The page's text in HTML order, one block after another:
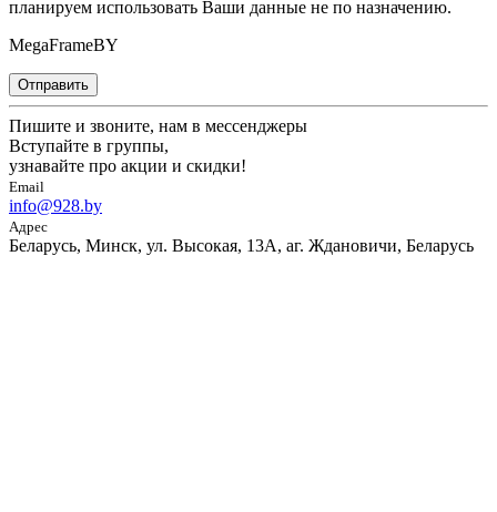
планируем использовать Ваши данные не по назначению.
MegaFrameBY
Отправить
Пишите и звоните, нам в мессенджеры
Вступайте в группы,
узнавайте про акции и скидки!
Email
info@928.by
Адрес
Беларусь, Минск, ул. Высокая, 13А, аг. Ждановичи, Беларусь